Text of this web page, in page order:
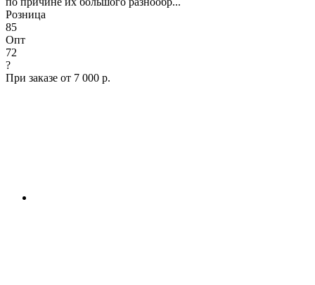
Розница
85
Опт
72
?
При заказе от 7 000 р.